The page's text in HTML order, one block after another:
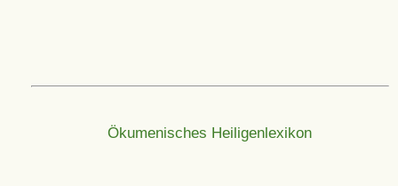
Ökumenisches Heiligenlexikon